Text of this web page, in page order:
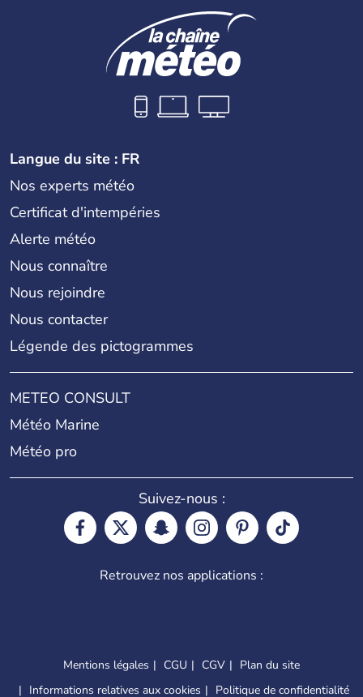
Langue du site : FR
Nos experts météo
Certificat d'intempéries
Alerte météo
Nous connaître
Nous rejoindre
Nous contacter
Légende des pictogrammes
METEO CONSULT
Météo Marine
Météo pro
Suivez-nous :
Retrouvez nos applications :
Mentions légales CGU CGV
Plan du site
Informations relatives aux cookies
Politique de confidentialité